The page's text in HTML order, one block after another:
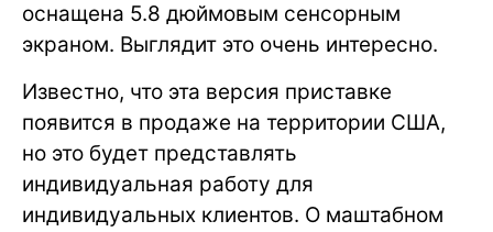
оснащена 5.8 дюймовым сенсорным
экраном. Выглядит это очень интересно.
Известно, что эта версия приставке
появится в продаже на территории США,
но это будет представлять
индивидуальная работу для
индивидуальных клиентов. О маштабном